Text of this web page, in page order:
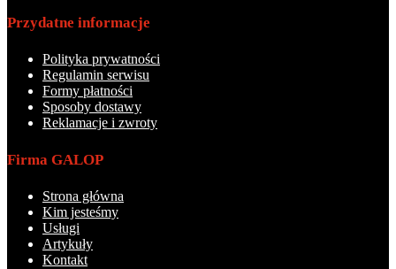
Przydatne informacje
Polityka prywatności
Regulamin serwisu
Formy płatności
Sposoby dostawy
Reklamacje i zwroty
Firma GALOP
Strona główna
Kim jesteśmy
Usługi
Artykuły
Kontakt